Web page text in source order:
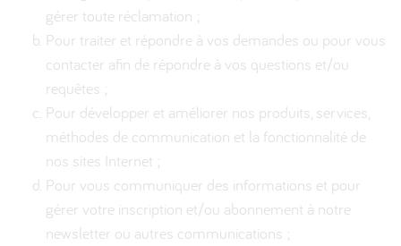
gérer toute réclamation ;
Pour traiter et répondre à vos demandes ou pour vous
contacter afin de répondre à vos questions et/ou
requêtes ;
Pour développer et améliorer nos produits, services,
méthodes de communication et la fonctionnalité de
nos sites Internet ;
Pour vous communiquer des informations et pour
gérer votre inscription et/ou abonnement à notre
newsletter ou autres communications ;